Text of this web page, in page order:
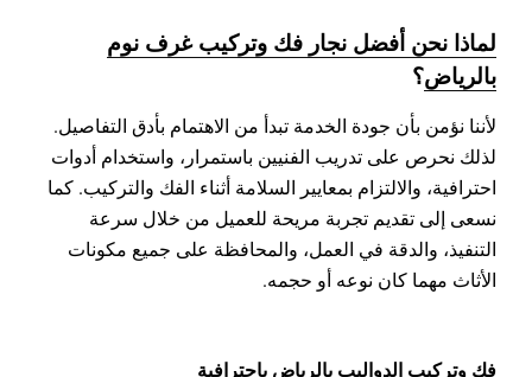
لماذا نحن أفضل نجار فك وتركيب غرف نوم
بالرياض؟
لأننا نؤمن بأن جودة الخدمة تبدأ من الاهتمام بأدق التفاصيل.
لذلك نحرص على تدريب الفنيين باستمرار، واستخدام أدوات
احترافية، والالتزام بمعايير السلامة أثناء الفك والتركيب. كما
نسعى إلى تقديم تجربة مريحة للعميل من خلال سرعة
التنفيذ، والدقة في العمل، والمحافظة على جميع مكونات
الأثاث مهما كان نوعه أو حجمه.
فك وتركيب الدواليب بالرياض باحترافية